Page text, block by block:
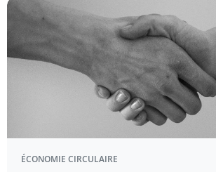
ÉCONOMIE CIRCULAIRE